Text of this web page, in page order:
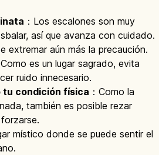
：Los escalones son muy
así que avanza con cuidado.
extremar aún más la precaución.
Como es un lugar sagrado, evita
ruido innecesario.
tu condición física ：Como la
también es posible rezar
místico donde se puede sentir el